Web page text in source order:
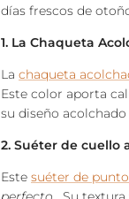
días frescos de
1. La Chaqueta
La chaqueta
Este color aporta
su diseño
2. Suéter de cuello
Este suéter de